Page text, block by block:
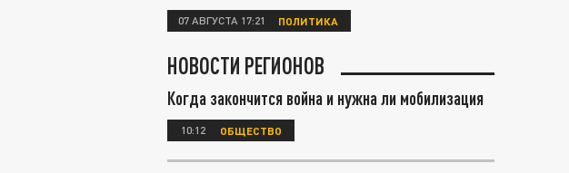
07 АВГУСТА 17:21 ПОЛИТИКА
НОВОСТИ РЕГИОНОВ
Когда закончится война и нужна ли мобилизация
10:12 ОБЩЕСТВО